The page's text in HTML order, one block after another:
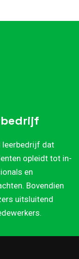
leerbedrijf dat
opleidt tot in-
en
Bovendien
uitsluitend